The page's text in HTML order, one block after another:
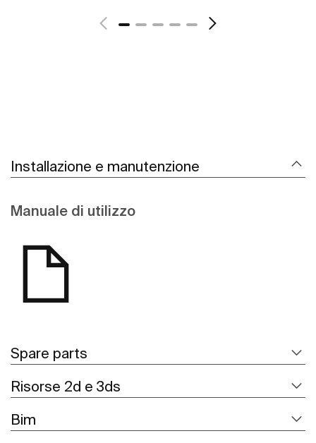
Installazione e manutenzione
Manuale di utilizzo
Spare parts
Risorse 2d e 3ds
Bim